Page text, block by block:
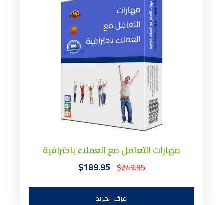
مهارات التعامل مع العملاء باحترافية
$249.95
$189.95
اعرف المزيد